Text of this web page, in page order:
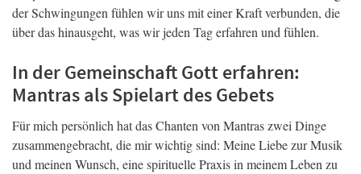
der Schwingungen fühlen wir uns mit einer Kraft verbunden, die
über das hinausgeht, was wir jeden Tag erfahren und fühlen.
In der Gemeinschaft Gott erfahren:
Mantras als Spielart des Gebets
Für mich persönlich hat das Chanten von Mantras zwei Dinge
zusammengebracht, die mir wichtig sind: Meine Liebe zur Musik
und meinen Wunsch, eine spirituelle Praxis in meinem Leben zu